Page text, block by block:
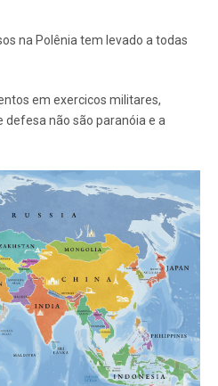
na Polênia tem levado a todas
em exercicos militares,
não são paranóia e a